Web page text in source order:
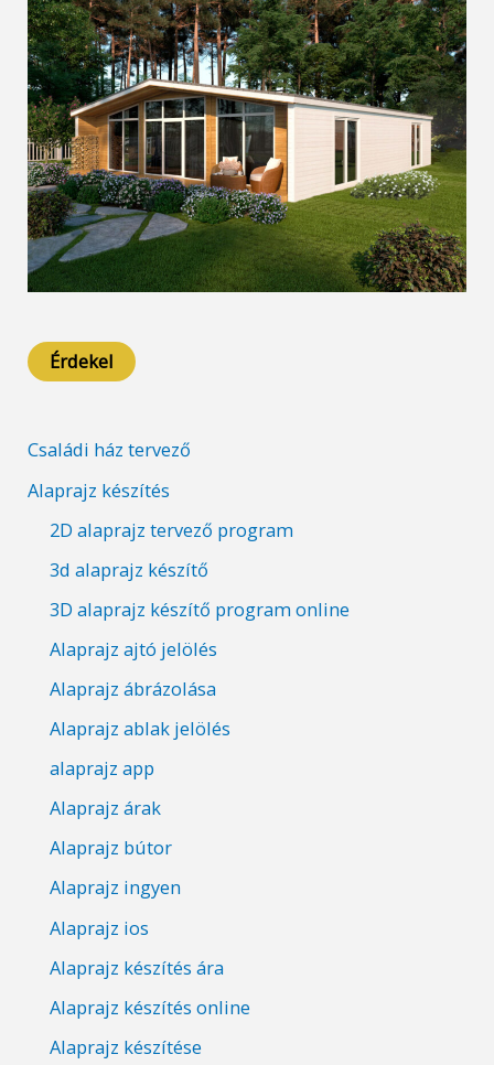
Érdekel
Családi ház tervező
Alaprajz készítés
2D alaprajz tervező program
3d alaprajz készítő
3D alaprajz készítő program online
Alaprajz ajtó jelölés
Alaprajz ábrázolása
Alaprajz ablak jelölés
alaprajz app
Alaprajz árak
Alaprajz bútor
Alaprajz ingyen
Alaprajz ios
Alaprajz készítés ára
Alaprajz készítés online
Alaprajz készítése